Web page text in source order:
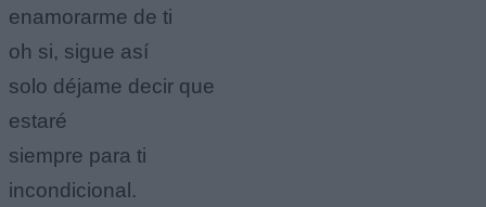
enamorarme de ti
oh si, sigue así
solo déjame decir que
estaré
siempre para ti
incondicional.